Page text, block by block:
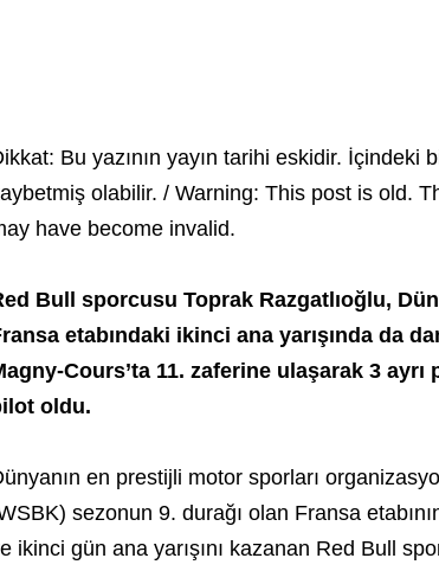
Bu yazının yayın tarihi eskidir.
olabilir. / Warning: This post is old.
have become invalid.
Bull sporcusu Toprak Razgatlıoğlu,
etabındaki ikinci ana yarışında da
Cours’ta 11. zaferine ulaşarak 3
oldu.
en prestijli motor sporları
sezonun 9. durağı olan Fransa
ikinci gün ana yarışını kazanan Red Bull